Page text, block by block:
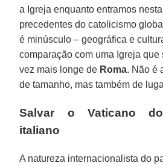
a Igreja enquanto entramos
precedentes do catolicismo
é minúsculo – geográfica e
comparação com uma Igreja que
vez mais longe de Roma. Não é
de tamanho, mas também de
Salvar o Vaticano do
italiano
A natureza internacionalista do